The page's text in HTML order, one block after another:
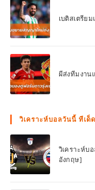
เบติสเตรีย
ผีส่งทีมงาน
วิเคราะห์บอลวันนี้ ทีเด็
วิเคราะห์บ
อังกฤษ]